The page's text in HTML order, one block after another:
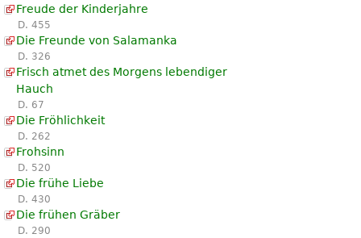
Freude der Kinderjahre
D. 455
Die Freunde von Salamanka
D. 326
Frisch atmet des Morgens lebendiger
Hauch
D. 67
Die Fröhlichkeit
D. 262
Frohsinn
D. 520
Die frühe Liebe
D. 430
Die frühen Gräber
D. 290